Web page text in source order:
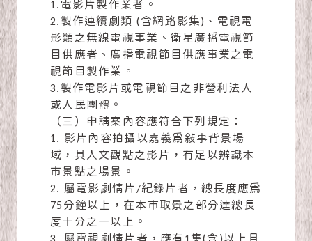
1.電影片製作業者。
2.製作連續劇類 (含網路影集)、電視電
影類之無線電視事業、衛星廣播電視節
目供應者、廣播電視節目供應事業之電
視節目製作業。
3.製作電影片或電視節目之非營利法人
或人民團體。
（三）申請案內容應符合下列規定：
1. 影片內容拍攝以嘉義為敍事背景場
域，具人文觀點之影片，有足以辨識本
市景點之場景。
2. 屬電影劇情片/紀錄片者，總長度應為
75分鐘以上，在本市取景之部分達總長
度十分之一以上。